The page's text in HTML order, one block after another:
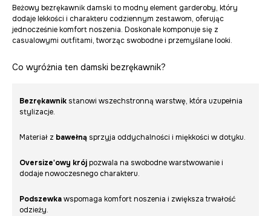
Beżowy bezrękawnik damski to modny element garderoby, który
dodaje lekkości i charakteru codziennym zestawom, oferując
jednocześnie komfort noszenia. Doskonale komponuje się z
casualowymi outfitami, tworząc swobodne i przemyślane looki.
Co wyróżnia ten damski bezrękawnik?
Bezrękawnik stanowi wszechstronną warstwę, która uzupełnia
stylizacje.
Materiał z bawełną sprzyja oddychalności i miękkości w dotyku.
Oversize'owy krój pozwala na swobodne warstwowanie i
dodaje nowoczesnego charakteru.
Podszewkawspomaga komfort noszenia i zwiększa trwałość
odzieży.